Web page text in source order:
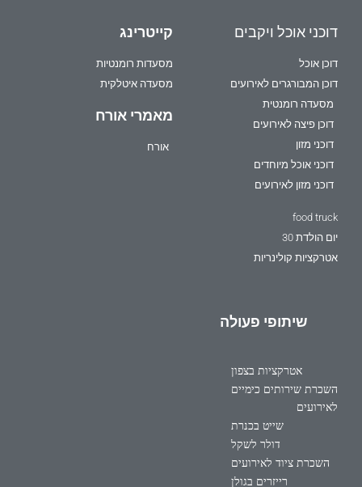
דוכני אוכל ויקבים
דוכן אוכל
דוכן המבורגרים לאירועים
מסעדה רומנטית
דוכן פיצה לאירועים
דוכני מזון
דוכני אוכל מיוחדים
דוכני מזון לאירועים
food truck
יום הולדת 30
אטרקציות קולינריות
קייטרינג
מסעדות רומנטיות
מסעדה איטלקית
מאמרי אורח
אורח
שיתופי פעולה
אטרקציות בצפון
השכרת שירותים כימיים
לאירועים
שייט בכנרת
דולר לשקל
השכרת ציוד לאירועים
רייזרים בגולן